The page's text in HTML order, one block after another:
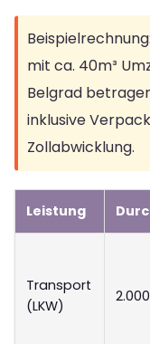
mit ca. 40m³
Belgrad
inklusive
Zollabwicklung.
Leistung
Transport
(LKW)